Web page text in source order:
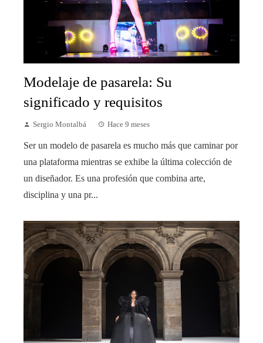
Modelaje de pasarela: Su
significado y requisitos
Sergio Montalbá Hace 9 meses
Ser un modelo de pasarela es mucho más que caminar por
una plataforma mientras se exhibe la última colección de
un diseñador. Es una profesión que combina arte,
disciplina y una pr...